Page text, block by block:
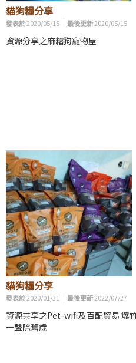
貓狗糧分享
發表於2020/05/15 最後更新2020/05/15
資源分享之麻糬狗寵物屋
貓狗糧分享
發表於2020/01/31 最後更新2022/07/27
資源共享之Pet-wifi及百配貿易 爆
一聲除舊歲